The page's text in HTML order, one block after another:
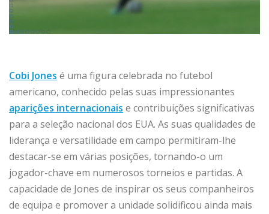
Cobi Jones é uma figura celebrada no futebol
americano, conhecido pelas suas impressionantes
aparições internacionais e contribuições significativas
para a seleção nacional dos EUA. As suas qualidades de
liderança e versatilidade em campo permitiram-lhe
destacar-se em várias posições, tornando-o um
jogador-chave em numerosos torneios e partidas. A
capacidade de Jones de inspirar os seus companheiros
de equipa e promover a unidade solidificou ainda mais